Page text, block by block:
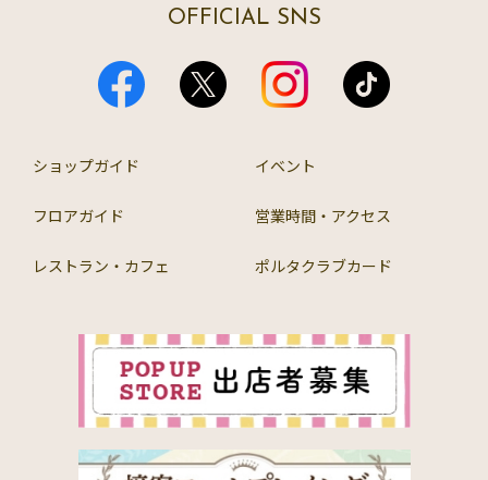
OFFICIAL SNS
ショップガイド イベント
フロアガイド 営業時間・アクセス
レストラン・カフェ ポルタクラブカード